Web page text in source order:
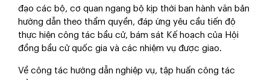
đạo các bộ, cơ quan ngang bộ kịp thời ban hành văn bản
hướng dẫn theo thẩm quyền, đáp ứng yêu cầu tiến độ
thực hiện công tác bầu cử, bám sát Kế hoạch của Hội
đồng bầu cử quốc gia và các nhiệm vụ được giao.
Về công tác hướng dẫn nghiệp vụ, tập huấn công tác